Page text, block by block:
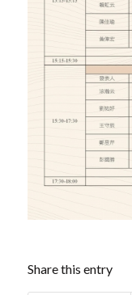
Share this entry